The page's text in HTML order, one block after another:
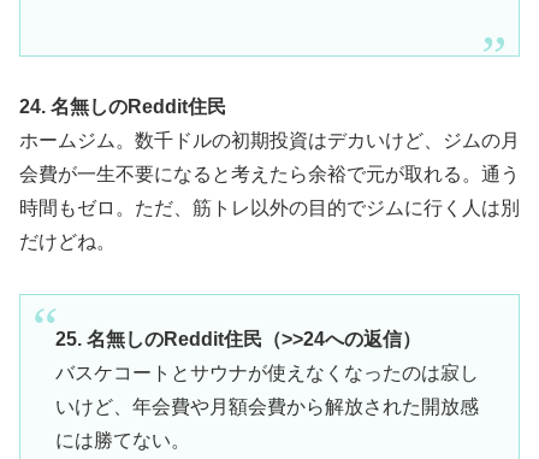
24. 名無しのReddit住民
ホームジム。数千ドルの初期投資はデカいけど、ジムの月
会費が一生不要になると考えたら余裕で元が取れる。通う
時間もゼロ。ただ、筋トレ以外の目的でジムに行く人は別
だけどね。
25. 名無しのReddit住民（>>24への返信）
バスケコートとサウナが使えなくなったのは寂し
いけど、年会費や月額会費から解放された開放感
には勝てない。